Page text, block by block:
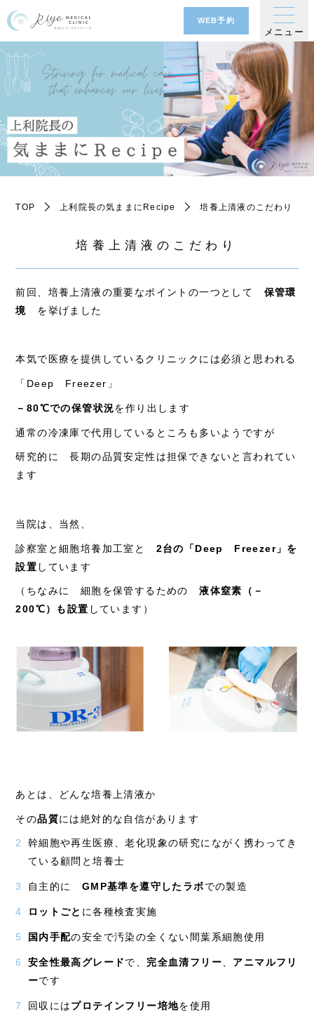
WEB予約
メニュー
TOP 上利院長の気ままにRecipe 培養上清液のこだわり
培養上清液のこだわり
前回、培養上清液の重要なポイントの一つとして 保管環
境 を挙げました
本気で医療を提供しているクリニックには必須と思われる
「 Deep Freezer 」
－ 80℃での保管状況を作り出します
通常の冷凍庫で代用しているところも多いようですが
研究的に 長期の品質安定性は担保できないと言われてい
ます
当院は、当然、
診察室と細胞培養加工室と 2台の「Deep Freezer」を
設置 しています
（ちなみに 細胞を保管するための液体窒素（－
200℃）も設置 しています）
あとは、どんな培養上清液か
その品質には絶対的な自信があります
幹細胞や再生医療、老化現象の研究にながく携わってき
ている顧問と培養士
自主的に GMP基準を遵守したラボでの製造
ロットごと に各種検査実施
国内手配の安全で汚染の全くない間葉系細胞使用
安全性最高グレードで、 完全血清フリー、 アニマルフリ
ーです
回収にはプロテインフリー培地を使用